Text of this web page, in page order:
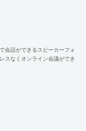
会話ができるスピーカーフォ
スなくオンライン会議ができ